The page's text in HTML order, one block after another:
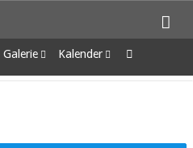
Galerie
Alben
Kalender
Wochenansicht